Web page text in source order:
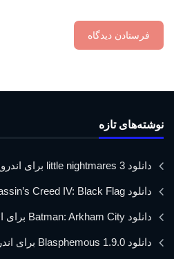
نوشته‌های تازه
دانلود little nightmares 3 برای اندروید
دانلود Assassin’s Creed IV: Black Flag برای اندروید
دانلود Batman: Arkham City برای اندروید
دانلود Blasphemous 1.9.0 برای اندروید